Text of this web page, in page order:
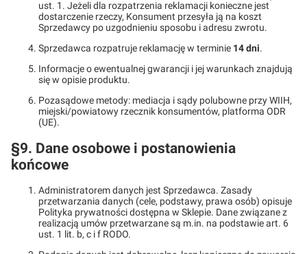
ust. 1. Jeżeli dla rozpatrzenia reklamacji konieczne jest
dostarczenie rzeczy, Konsument przesyła ją na koszt
Sprzedawcy po uzgodnieniu sposobu i adresu zwrotu.
Sprzedawca rozpatruje reklamację w terminie 14 dni.
Informacje o ewentualnej gwarancji i jej warunkach znajdują
się w opisie produktu.
Pozasądowe metody: mediacja i sądy polubowne przy WIIH,
miejski/powiatowy rzecznik konsumentów, platforma ODR
(UE).
§9. Dane osobowe i postanowienia
końcowe
Administratorem danych jest Sprzedawca. Zasady
przetwarzania danych (cele, podstawy, prawa osób) opisuje
Polityka prywatności dostępna w Sklepie. Dane związane z
realizacją umów przetwarzane są m.in. na podstawie art. 6
ust. 1 lit. b, c i f RODO.